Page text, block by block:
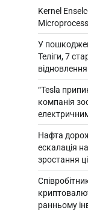
Kernel
У
Теліги, 7
“Tesla
компанія
Нафта
ескалація
зростання
ранньому